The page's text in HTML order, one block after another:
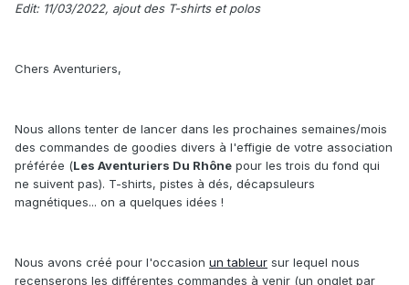
Edit: 11/03/2022, ajout des T-shirts et polos
Chers Aventuriers,
Nous allons tenter de lancer dans les prochaines semaines/mois
des commandes de goodies divers à l'effigie de votre association
préférée (Les Aventuriers Du Rhône pour les trois du fond qui
ne suivent pas). T-shirts, pistes à dés, décapsuleurs
magnétiques... on a quelques idées !
Nous avons créé pour l'occasion un tableur sur lequel nous
recenserons les différentes commandes à venir (un onglet par